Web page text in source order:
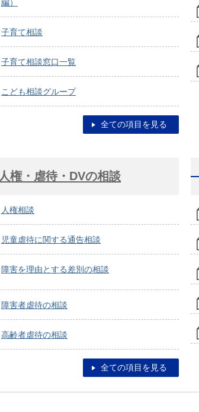
編）
子育て相談
子育て相談窓口一覧
こども相談グループ
全ての項目を見る
人権・虐待・DVの相談
人権相談
児童虐待に関する通告相談
障害を理由とする差別の相談
障害者虐待の相談
高齢者虐待の相談
全ての項目を見る